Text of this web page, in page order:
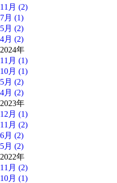
11月 (2)
7月 (1)
5月 (2)
4月 (2)
2024年
11月 (1)
10月 (1)
5月 (2)
4月 (2)
2023年
12月 (1)
11月 (2)
6月 (2)
5月 (2)
2022年
11月 (2)
10月 (1)